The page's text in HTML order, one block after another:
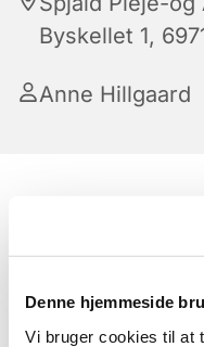
Denne hjemmeside
Vi bruger cookies til at
Byskellet 1,
Anne Hillgaard